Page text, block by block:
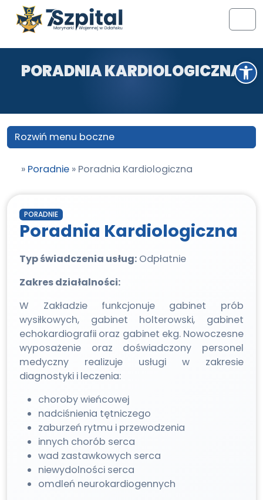
Otwórz pasek narzędzi
Przejdź do treści
Przejdź do stopki
PORADNIA KARDIOLOGICZNA
» Poradnie » Poradnia Kardiologiczna
PORADNIE
Poradnia Kardiologiczna
Typ świadczenia usług: Odpłatnie
Zakres działalności:
W Zakładzie funkcjonuje gabinet prób
wysiłkowych, gabinet holterowski, gabinet
echokardiografii oraz gabinet ekg. Nowoczesne
wyposażenie oraz doświadczony personel
medyczny realizuje usługi w zakresie
diagnostyki i leczenia:
choroby wieńcowej
nadciśnienia tętniczego
zaburzeń rytmu i przewodzenia
innych chorób serca
wad zastawkowych serca
niewydolności serca
omdleń neurokardiogennych
Rozwiń menu boczne